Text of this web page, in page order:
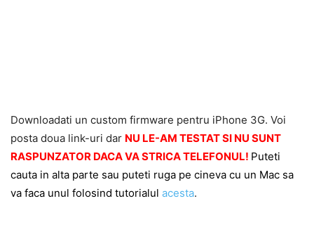
Downloadati un custom firmware pentru iPhone 3G. Voi
posta doua link-uri dar NU LE-AM TESTAT SI NU SUNT
RASPUNZATOR DACA VA STRICA TELEFONUL! Puteti
cauta in alta parte sau puteti ruga pe cineva cu un Mac sa
va faca unul folosind tutorialul acesta.